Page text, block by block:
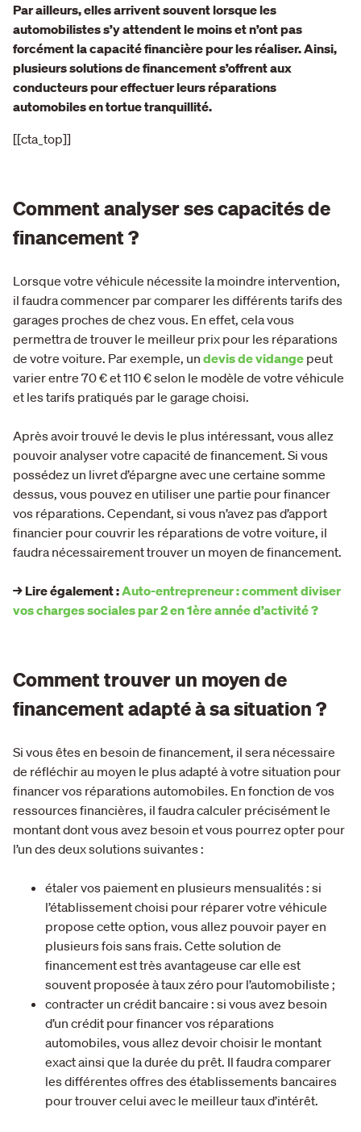
Par ailleurs, elles arrivent souvent lorsque les
automobilistes s’y attendent le moins et n’ont pas
forcément la capacité financière pour les réaliser. Ainsi,
plusieurs solutions de financement s’offrent aux
conducteurs pour effectuer leurs réparations
automobiles en tortue tranquillité.
[[cta_top]]
Comment analyser ses capacités de
financement ?
Lorsque votre véhicule nécessite la moindre intervention,
il faudra commencer par comparer les différents tarifs des
garages proches de chez vous. En effet, cela vous
permettra de trouver le meilleur prix pour les réparations
de votre voiture. Par exemple, un devis de vidange peut
varier entre 70 € et 110 € selon le modèle de votre véhicule
et les tarifs pratiqués par le garage choisi.
Après avoir trouvé le devis le plus intéressant, vous allez
pouvoir analyser votre capacité de financement. Si vous
possédez un livret d’épargne avec une certaine somme
dessus, vous pouvez en utiliser une partie pour financer
vos réparations. Cependant, si vous n’avez pas d’apport
financier pour couvrir les réparations de votre voiture, il
faudra nécessairement trouver un moyen de financement.
→ Lire également :Auto-entrepreneur : comment diviser
vos charges sociales par 2 en 1ère année d’activité ?
Comment trouver un moyen de
financement adapté à sa situation ?
Si vous êtes en besoin de financement, il sera nécessaire
de réfléchir au moyen le plus adapté à votre situation pour
financer vos réparations automobiles. En fonction de vos
ressources financières, il faudra calculer précisément le
montant dont vous avez besoin et vous pourrez opter pour
l’un des deux solutions suivantes :
étaler vos paiement en plusieurs mensualités : si
l’établissement choisi pour réparer votre véhicule
propose cette option, vous allez pouvoir payer en
plusieurs fois sans frais. Cette solution de
financement est très avantageuse car elle est
souvent proposée à taux zéro pour l’automobiliste ;
contracter un crédit bancaire : si vous avez besoin
d’un crédit pour financer vos réparations
automobiles, vous allez devoir choisir le montant
exact ainsi que la durée du prêt. Il faudra comparer
les différentes offres des établissements bancaires
pour trouver celui avec le meilleur taux d’intérêt.